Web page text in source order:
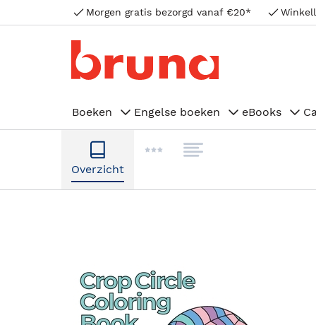
Morgen gratis bezorgd vanaf €20*
Boeken Engelse boeken eBooks
Overzicht